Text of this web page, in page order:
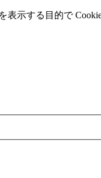
⽰する⽬的で